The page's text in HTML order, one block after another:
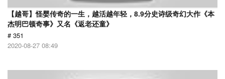
【越哥】怪婴传奇的一生，越活越年轻，8.9分史诗级奇幻大作《本
杰明巴顿奇事》又名《返老还童》
# 351
2020-08-27 08:49